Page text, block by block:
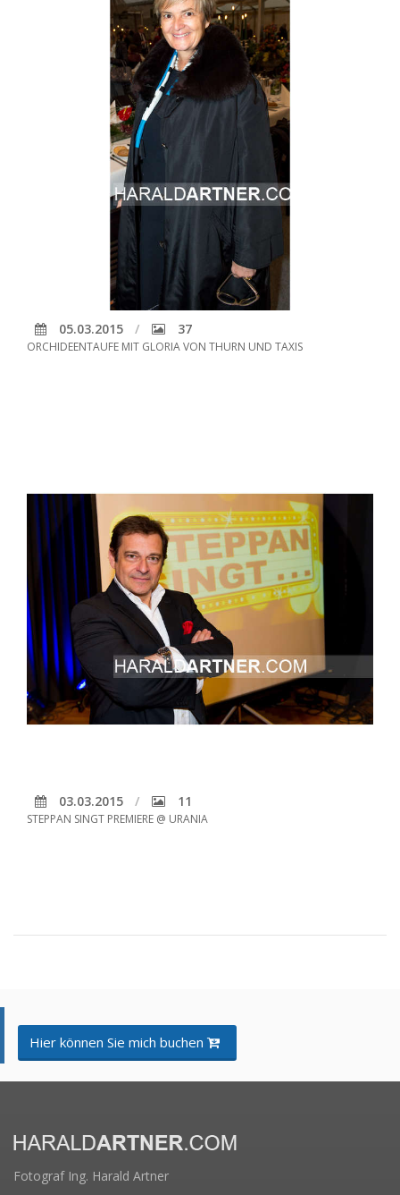
05.03.2015 37
ORCHIDEENTAUFE MIT GLORIA VON THURN UND TAXIS
03.03.2015 11
STEPPAN SINGT PREMIERE @ URANIA
Hier können Sie mich buchen
Fotograf Ing. Harald Artner